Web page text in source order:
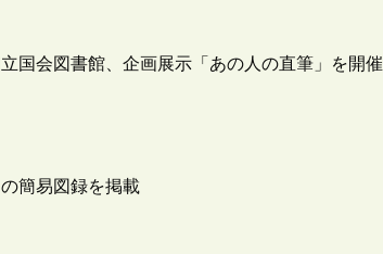
国会図書館、企画展示「あの人の直筆」を開催
簡易図録を掲載